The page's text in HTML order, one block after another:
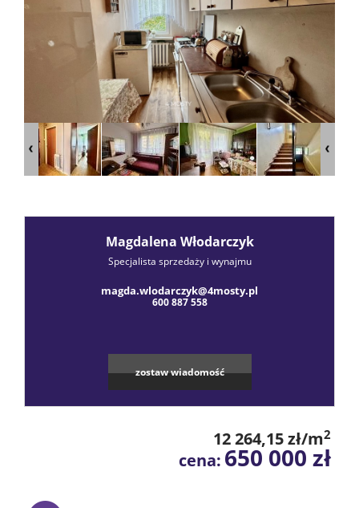
firmie
Blog
Magdalena Włodarczyk
Specjalista sprzedaży i wynajmu
magda.wlodarczyk@4mosty.pl
600 887 558
zostaw wiadomość
12 264,15 zł/m2
cena: 650 000 zł